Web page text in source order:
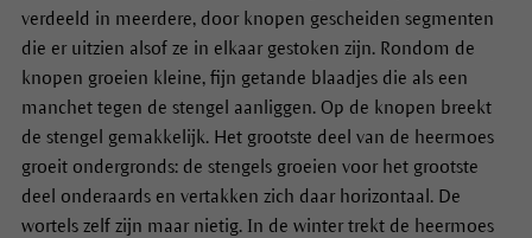
verdeeld in meerdere, door knopen gescheiden segmenten
die er uitzien alsof ze in elkaar gestoken zijn.Rondom de
knopen groeien kleine, fijn getande blaadjes die als een
manchet tegen de stengel aanliggen. Op de knopen breekt
de stengel gemakkelijk. Het grootste deel van de heermoes
groeit ondergronds: de stengels groeien voor het grootste
deel onderaards en vertakken zich daar horizontaal. De
wortels zelf zijn maar nietig. In de winter trekt de heermoes